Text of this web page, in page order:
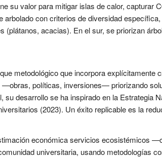
su valor para mitigar islas de calor, capturar
arbolado con criterios de diversidad
(plátanos, acacias). En el sur, se priorizan
metodológico que incorpora
—obras, políticas, inversiones— priorizando
su desarrollo se ha inspirado en la Estrategia
(2023). Un éxito replicable es la
económica servicios ecosistémicos
universitaria, usando metodologías